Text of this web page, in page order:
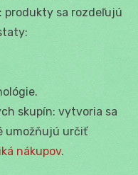
produkty sa rozdeľujú
skupín: vytvoria sa
umožňujú určiť
nákupov.